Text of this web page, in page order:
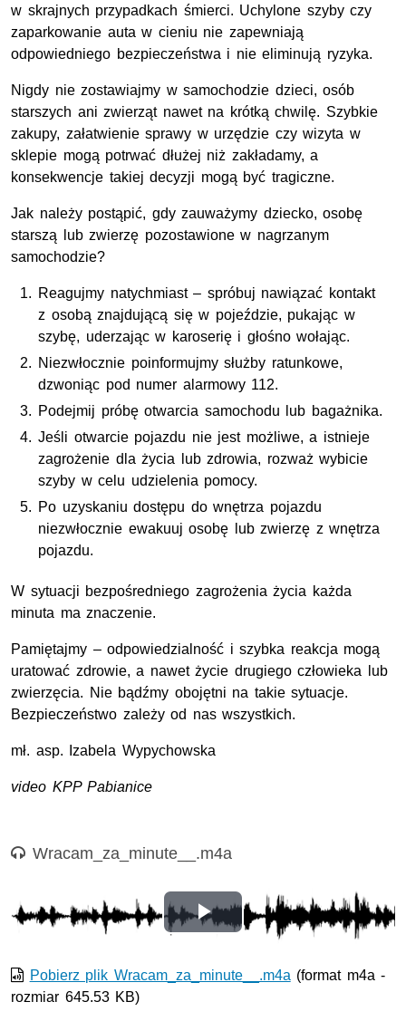
w skrajnych przypadkach śmierci. Uchylone szyby czy
zaparkowanie auta w cieniu nie zapewniają
odpowiedniego bezpieczeństwa i nie eliminują ryzyka.
Nigdy nie zostawiajmy w samochodzie dzieci, osób
starszych ani zwierząt nawet na krótką chwilę. Szybkie
zakupy, załatwienie sprawy w urzędzie czy wizyta w
sklepie mogą potrwać dłużej niż zakładamy, a
konsekwencje takiej decyzji mogą być tragiczne.
Jak należy postąpić, gdy zauważymy dziecko, osobę
starszą lub zwierzę pozostawione w nagrzanym
samochodzie?
Reagujmy natychmiast – spróbuj nawiązać kontakt
z osobą znajdującą się w pojeździe, pukając w
szybę, uderzając w karoserię i głośno wołając.
Niezwłocznie poinformujmy służby ratunkowe,
dzwoniąc pod numer alarmowy 112.
Podejmij próbę otwarcia samochodu lub bagażnika.
Jeśli otwarcie pojazdu nie jest możliwe, a istnieje
zagrożenie dla życia lub zdrowia, rozważ wybicie
szyby w celu udzielenia pomocy.
Po uzyskaniu dostępu do wnętrza pojazdu
niezwłocznie ewakuuj osobę lub zwierzę z wnętrza
pojazdu.
W sytuacji bezpośredniego zagrożenia życia każda
minuta ma znaczenie.
Pamiętajmy – odpowiedzialność i szybka reakcja mogą
uratować zdrowie, a nawet życie drugiego człowieka lub
zwierzęcia. Nie bądźmy obojętni na takie sytuacje.
Bezpieczeństwo zależy od nas wszystkich.
mł. asp. Izabela Wypychowska
video KPP Pabianice
Nagranie audio
Wracam_za_minute__.m4a
Odtwórz
wideo
Pobierz plik Wracam_za_minute__.m4a (format m4a -
rozmiar 645.53 KB)